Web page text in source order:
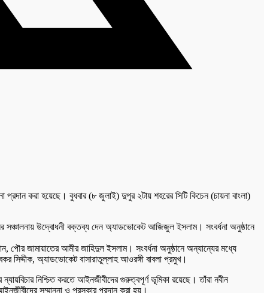
করা হয়েছে। বুধবার (৮ জুলাই) দুপুর ২টায় শহরের সিটি কিচেন (চায়না বাংলা)
সঞ্চালনায় উদ্বোধনী বক্তব্য দেন অ্যাডভোকেট আজিজুল ইসলাম। সংবর্ধনা অনুষ্ঠানে
পৌর জামায়াতের আমীর জাহিদুল ইসলাম। সংবর্ধনা অনুষ্ঠানে অন্যান্যের মধ্যে
অ্যাডভোকেট বাসারাতুল্লাহ আওরঙ্গী বাবলা প্রমুখ।
নিশ্চিত করতে আইনজীবীদের গুরুত্বপূর্ণ ভূমিকা রয়েছে। তাঁরা নবীন
সম্মাননা ও পুরস্কার প্রদান করা হয়।